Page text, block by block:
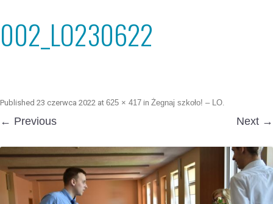
002_LO230622
Published 23 czerwca 2022 at 625 × 417 in Żegnaj szkoło! – LO.
← Previous Next →